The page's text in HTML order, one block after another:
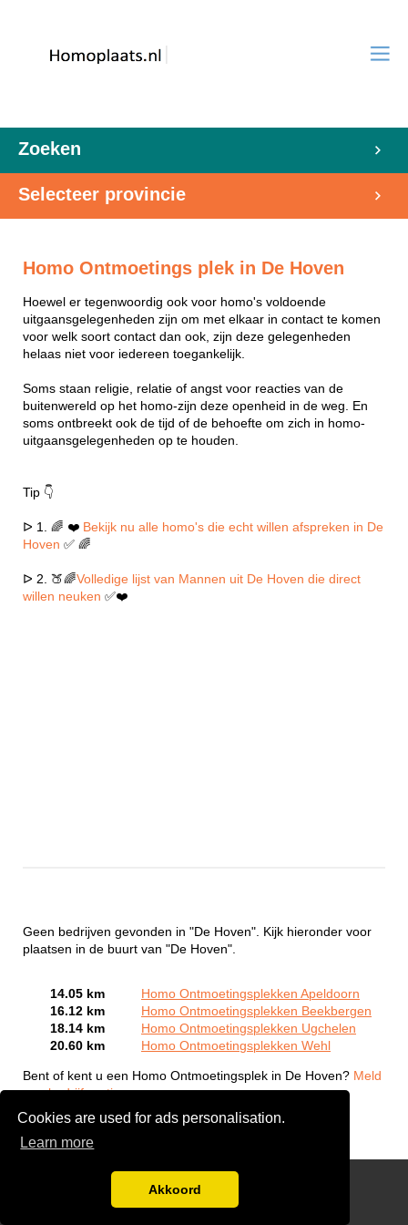
Cookies are used for ads personalisation.
Learn more
Akkoord
Zoeken
Selecteer provincie
Homo Ontmoetings plek in De Hoven
Hoewel er tegenwoordig ook voor homo's voldoende
uitgaansgelegenheden zijn om met elkaar in contact te komen
voor welk soort contact dan ook, zijn deze gelegenheden
helaas niet voor iedereen toegankelijk.
Soms staan religie, relatie of angst voor reacties van de
buitenwereld op het homo-zijn deze openheid in de weg. En
soms ontbreekt ook de tijd of de behoefte om zich in homo-
uitgaansgelegenheden op te houden.
Tip 👇
ᐅ 1. 🌈 ❤️ Bekijk nu alle homo's die echt willen afspreken in De
Hoven ✅ 🌈
ᐅ 2. 🍑🌈Volledige lijst van Mannen uit De Hoven die direct
willen neuken ✅❤️
Geen bedrijven gevonden in "De Hoven". Kijk hieronder voor
plaatsen in de buurt van "De Hoven".
14.05 km
Homo Ontmoetingsplekken Apeldoorn
16.12 km
Homo Ontmoetingsplekken Beekbergen
18.14 km
Homo Ontmoetingsplekken Ugchelen
20.60 km
Homo Ontmoetingsplekken Wehl
Bent of kent u een Homo Ontmoetingsplek in De Hoven? Meld
een bedrijf gratis aan